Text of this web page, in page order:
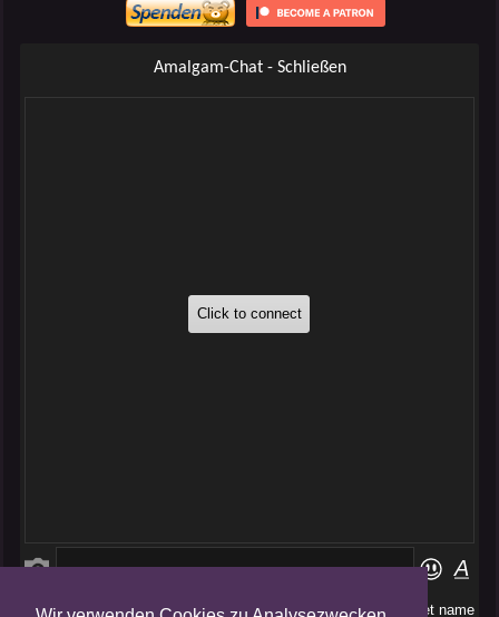
Amalgam-Chat - Schließen